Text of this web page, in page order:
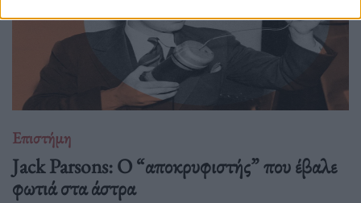
Επιστήμη
Jack Parsons: O “αποκρυφιστής” που έβαλε
φωτιά στα άστρα